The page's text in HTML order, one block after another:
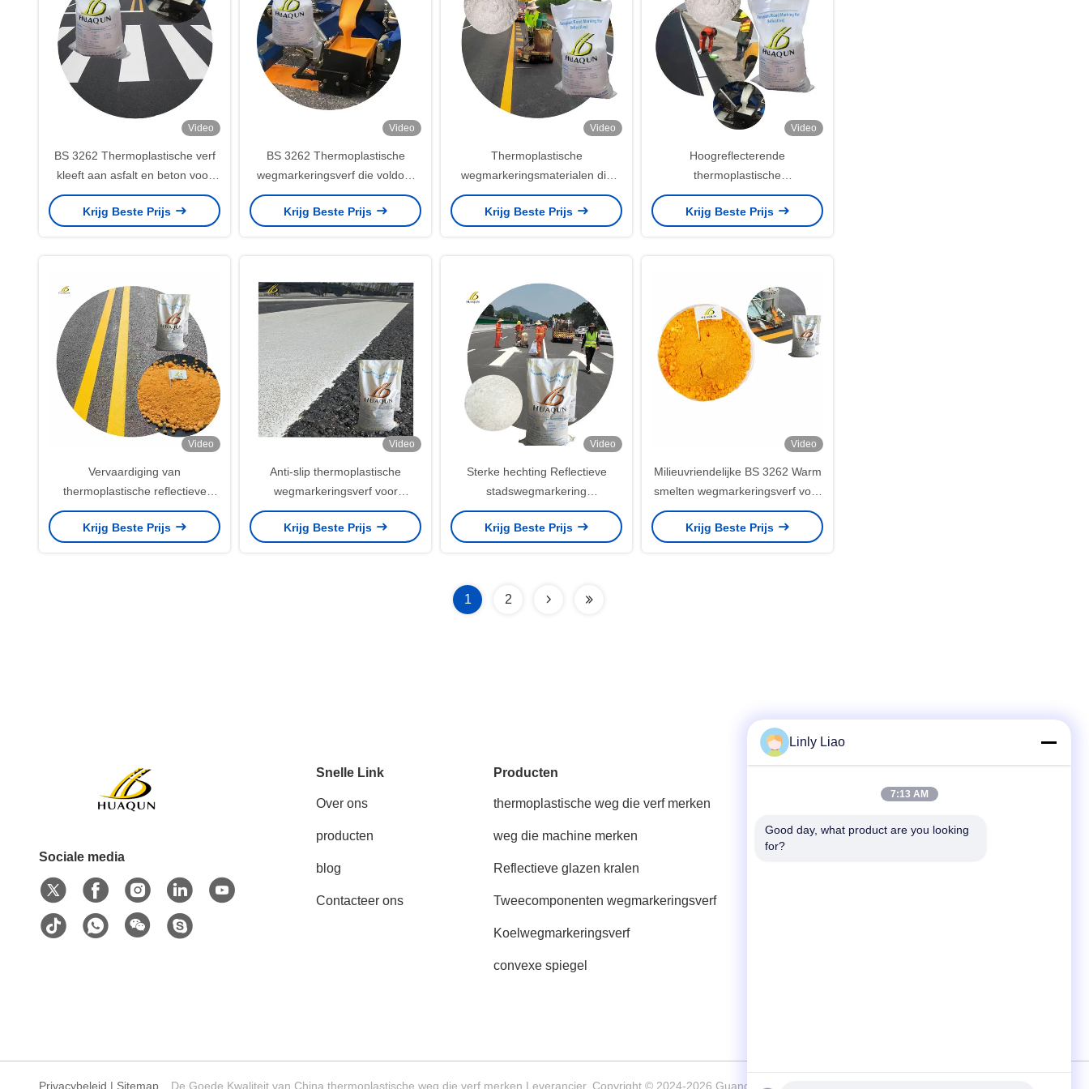
Video
BS 3262 Thermoplastische verf
kleeft aan asfalt en beton voor
langdurige wegmarkering
Krijg Beste Prijs
Video
BS 3262 Thermoplastische
wegmarkeringsverf die voldoet
aan de Britse normen voor
duurzaamheid en reflectiviteit
Krijg Beste Prijs
Video
Thermoplastische
wegmarkeringsmaterialen die
voldoen aan BS 3262 Duurzaam,
gladwerend en reflecterend
Krijg Beste Prijs
Video
Hoogreflecterende
thermoplastische
wegmarkerende verf
poedercoating met glazen kralen
Krijg Beste Prijs
Video
Vervaardiging van
thermoplastische reflectieve
wegmarkeringsverf
Krijg Beste Prijs
Video
Anti-slip thermoplastische
wegmarkeringsverf voor
verkeersmarkering
Krijg Beste Prijs
Video
Sterke hechting Reflectieve
stadswegmarkering
Thermoplastische wegverf Lange
levensduur Snelle drooging
Krijg Beste Prijs
Video
Milieuvriendelijke BS 3262 Warm
smelten wegmarkeringsverf voor
hoogwaardige merken
Krijg Beste Prijs
1 2
Sociale media
Snelle Link
Over ons
producten
blog
Contacteer ons
Producten
thermoplastische weg die verf merken
weg die machine merken
Reflectieve glazen kralen
Tweecomponenten wegmarkeringsverf
Koelwegmarkeringsverf
convexe spiegel
86-15218861996
Privacybeleid | Sitemap De Goede Kwaliteit van China thermoplastische weg die verf merken Leverancier. Copyright © 2024-2026 Guangdong Hua Qun Traffic Facilities Co., Ltd. By Shares . Alle
Linly Liao
7:13 AM
Good day, what product are you looking
for?